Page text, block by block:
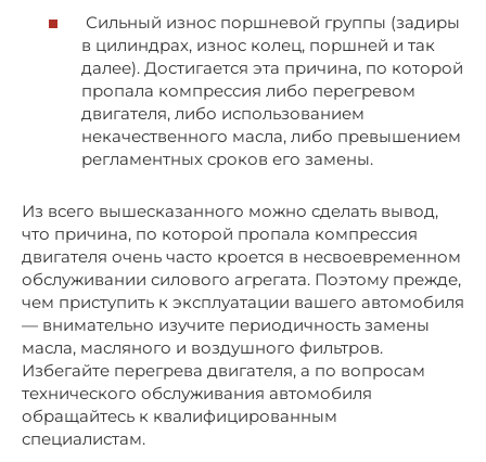
Сильный износ поршневой группы (задиры
в цилиндрах, износ колец, поршней и так
далее). Достигается эта причина, по которой
пропала компрессия либо перегревом
двигателя, либо использованием
некачественного масла, либо превышением
регламентных сроков его замены.
Из всего вышесказанного можно сделать вывод,
что причина, по которой пропала компрессия
двигателя очень часто кроется в несвоевременном
обслуживании силового агрегата. Поэтому прежде,
чем приступить к эксплуатации вашего автомобиля
— внимательно изучите периодичность замены
масла, масляного и воздушного фильтров.
Избегайте перегрева двигателя, а по вопросам
технического обслуживания автомобиля
обращайтесь к квалифицированным
специалистам.